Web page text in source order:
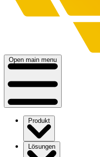
Open main menu
Produkt
Lösungen